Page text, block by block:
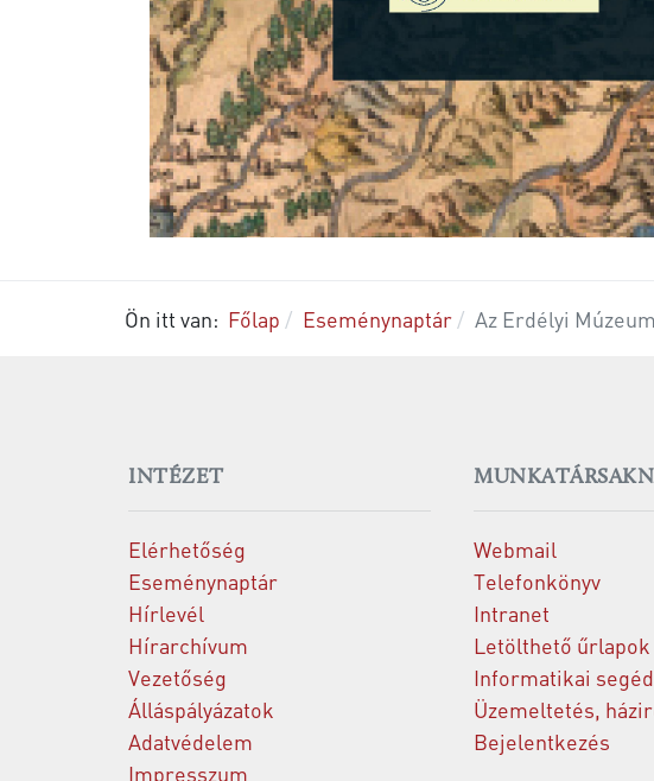
Ön itt van: Főlap Eseménynaptár Az Erdélyi
INTÉZET
Elérhetőség
Eseménynaptár
Hírlevél
Hírarchívum
Vezetőség
Álláspályázatok
Adatvédelem
Impresszum
Webmail
Telefonkönyv
Intranet
Letölthető űrlapok
Informatikai
Üzemeltetés,
Bejelentkezés